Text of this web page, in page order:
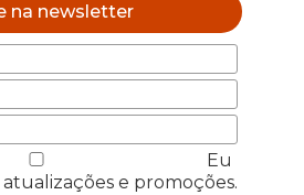
na newsletter
Eu
e promoções.